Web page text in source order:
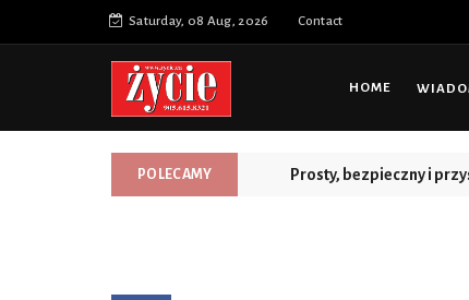
Saturday, 08 Aug, 2026 Contact
HOME
POLECAMY Prosty, bezpieczny i